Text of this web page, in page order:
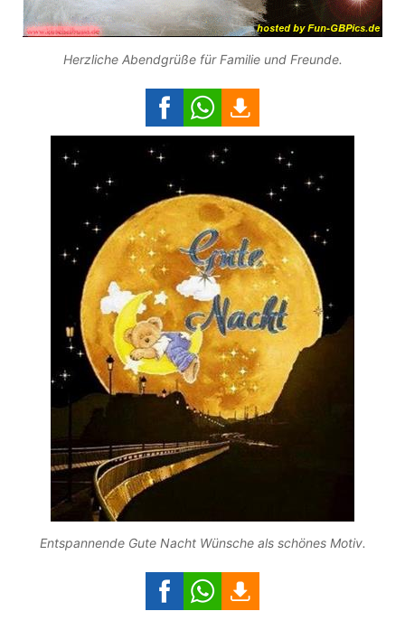
Herzliche Abendgrüße für Familie und Freunde.
Entspannende Gute Nacht Wünsche als schönes Motiv.